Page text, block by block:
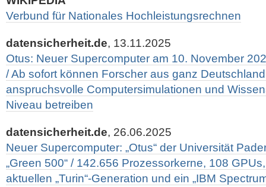
Verbund für Nationales Hochleistungsrechnen
datensicherheit.de, 13.11.2025
Otus: Neuer Supercomputer am 10. November
/ Ab sofort können Forscher aus ganz Deutschland
anspruchsvolle Computersimulationen und
Niveau betreiben
datensicherheit.de, 26.06.2025
Neuer Supercomputer: „Otus“ der Universität
„Green 500“ / 142.656 Prozessorkerne, 108
aktuellen „Turin“-Generation und ein „IBM